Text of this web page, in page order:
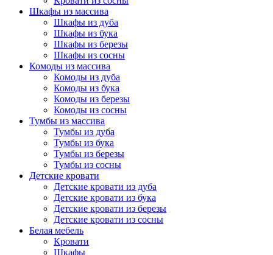
Шкафы из массива
Шкафы из дуба
Шкафы из бука
Шкафы из березы
Шкафы из сосны
Комоды из массива
Комоды из дуба
Комоды из бука
Комоды из березы
Комоды из сосны
Тумбы из массива
Тумбы из дуба
Тумбы из бука
Тумбы из березы
Тумбы из сосны
Детские кровати
Детские кровати из дуба
Детские кровати из бука
Детские кровати из березы
Детские кровати из сосны
Белая мебель
Кровати
Шкафы